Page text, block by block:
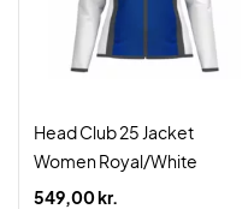
Head Club 25 Jacket
Women Royal/White
549,00 kr.